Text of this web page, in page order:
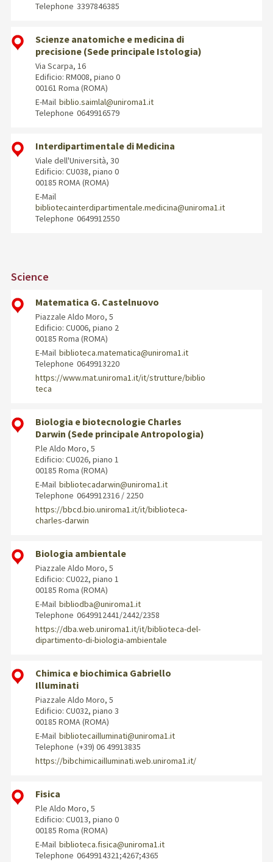
Telephone 3397846385
Scienze anatomiche e medicina di
precisione (Sede principale Istologia)
Via Scarpa, 16
Edificio: RM008, piano 0
00161 Roma (ROMA)
E-Mail biblio.saimlal@uniroma1.it
Telephone 0649916579
Interdipartimentale di Medicina
Viale dell'Università, 30
Edificio: CU038, piano 0
00185 ROMA (ROMA)
E-Mail
bibliotecainterdipartimentale.medicina@uniroma1.it
Telephone 0649912550
Science
Matematica G. Castelnuovo
Piazzale Aldo Moro, 5
Edificio: CU006, piano 2
00185 Roma (ROMA)
E-Mail biblioteca.matematica@uniroma1.it
Telephone 0649913220
https://www.mat.uniroma1.it/it/strutture/biblio
teca
Biologia e biotecnologie Charles
Darwin (Sede principale Antropologia)
P.le Aldo Moro, 5
Edificio: CU026, piano 1
00185 Roma (ROMA)
E-Mail bibliotecadarwin@uniroma1.it
Telephone 0649912316 / 2250
https://bbcd.bio.uniroma1.it/it/biblioteca-
charles-darwin
Biologia ambientale
Piazzale Aldo Moro, 5
Edificio: CU022, piano 1
00185 Roma (ROMA)
E-Mail bibliodba@uniroma1.it
Telephone 0649912441/2442/2358
https://dba.web.uniroma1.it/it/biblioteca-del-
dipartimento-di-biologia-ambientale
Chimica e biochimica Gabriello
Illuminati
Piazzale Aldo Moro, 5
Edificio: CU032, piano 3
00185 ROMA (ROMA)
E-Mail bibliotecailluminati@uniroma1.it
Telephone (+39) 06 49913835
https://bibchimicailluminati.web.uniroma1.it/
Fisica
P.le Aldo Moro, 5
Edificio: CU013, piano 0
00185 Roma (ROMA)
E-Mail biblioteca.fisica@uniroma1.it
Telephone 0649914321;4267;4365